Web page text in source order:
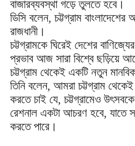
বাজারব্যবস্থা গড়ে তুলতে হবে।
ডিসি বলেন, চট্টগ্রাম বাংলাদেশের
রাজধানী।
চট্টগ্রামকে ঘিরেই দেশের
প্রভাব আজ সারা বিশ্বে ছড়িয়ে
চট্টগ্রাম থেকেই একটি নতুন মানবিক
তিনি বলেন, আমরা চট্টগ্রাম
করতে চাই যে, চট্টগ্রামেও
রেশনাল একটা আচরণ হবে, যাতে
করতে পারে।